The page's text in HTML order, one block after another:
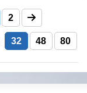
2
32 48 80